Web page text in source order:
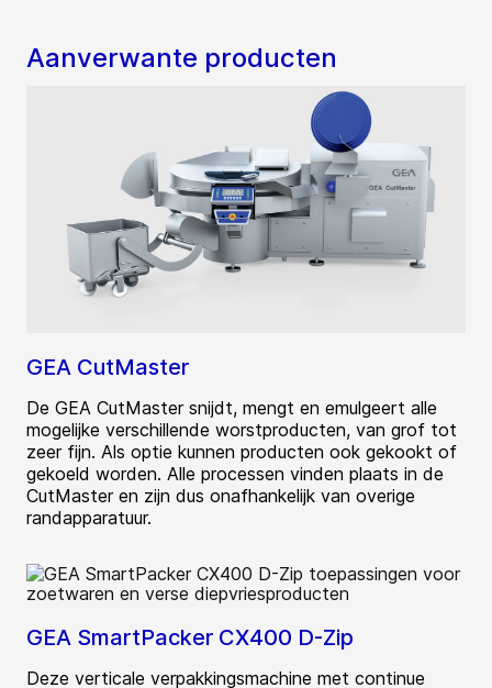
Aanverwante producten
GEA CutMaster
De GEA CutMaster snijdt, mengt en emulgeert alle
mogelijke verschillende worstproducten, van grof tot
zeer fijn. Als optie kunnen producten ook gekookt of
gekoeld worden. Alle processen vinden plaats in de
CutMaster en zijn dus onafhankelijk van overige
randapparatuur.
GEA SmartPacker CX400 D-Zip
Deze verticale verpakkingsmachine met continue